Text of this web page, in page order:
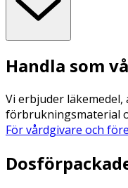
Handla som
Vi erbjuder
förbrukningsmaterial
För vårdgivare och